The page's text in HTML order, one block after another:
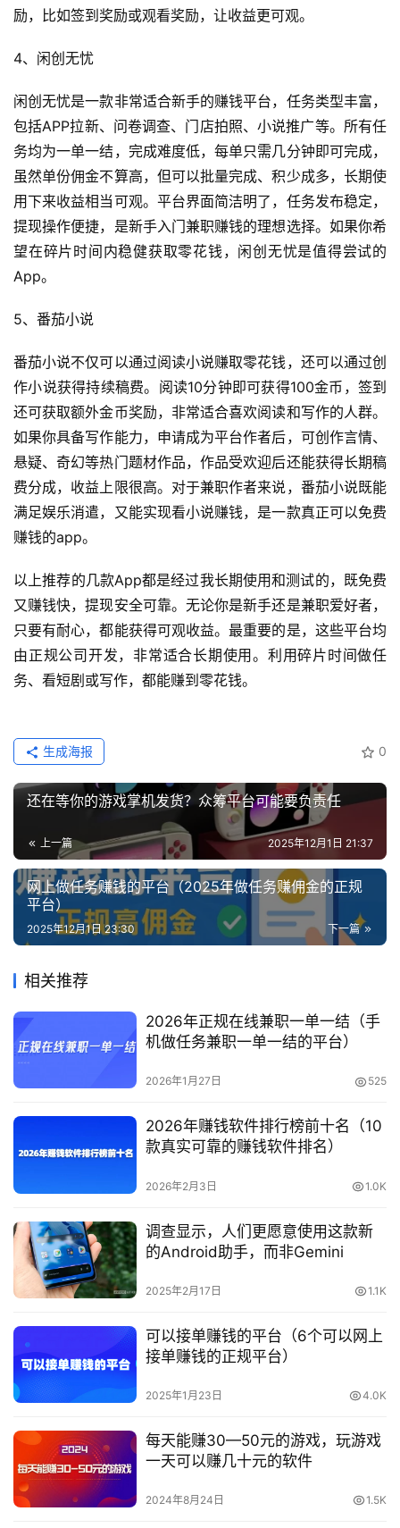
励，比如签到奖励或观看奖励，让收益更可观。
4、闲创无忧
闲创无忧是一款非常适合新手的赚钱平台，任务类型丰富，
包括APP拉新、问卷调查、门店拍照、小说推广等。所有任
务均为一单一结，完成难度低，每单只需几分钟即可完成，
虽然单份佣金不算高，但可以批量完成、积少成多，长期使
用下来收益相当可观。平台界面简洁明了，任务发布稳定，
提现操作便捷，是新手入门兼职赚钱的理想选择。如果你希
望在碎片时间内稳健获取零花钱，闲创无忧是值得尝试的
App。
5、番茄小说
番茄小说不仅可以通过阅读小说赚取零花钱，还可以通过创
作小说获得持续稿费。阅读10分钟即可获得100金币，签到
还可获取额外金币奖励，非常适合喜欢阅读和写作的人群。
如果你具备写作能力，申请成为平台作者后，可创作言情、
悬疑、奇幻等热门题材作品，作品受欢迎后还能获得长期稿
费分成，收益上限很高。对于兼职作者来说，番茄小说既能
满足娱乐消遣，又能实现看小说赚钱，是一款真正可以免费
赚钱的app。
以上推荐的几款App都是经过我长期使用和测试的，既免费
又赚钱快，提现安全可靠。无论你是新手还是兼职爱好者，
只要有耐心，都能获得可观收益。最重要的是，这些平台均
由正规公司开发，非常适合长期使用。利用碎片时间做任
务、看短剧或写作，都能赚到零花钱。
0
生成海报
还在等你的游戏掌机发货？众筹平台可能要负责任
上一篇 2025年12月1日 21:37
网上做任务赚钱的平台（2025年做任务赚佣金的正规
平台）
下一篇
2025年12月1日 23:30
相关推荐
2026年正规在线兼职一单一结（手
机做任务兼职一单一结的平台）
2026年1月27日 525
2026年赚钱软件排行榜前十名（10
款真实可靠的赚钱软件排名）
2026年2月3日 1.0K
调查显示，人们更愿意使用这款新
的Android助手，而非Gemini
2025年2月17日 1.1K
可以接单赚钱的平台（6个可以网上
接单赚钱的正规平台）
2025年1月23日 4.0K
每天能赚30—50元的游戏，玩游戏
一天可以赚几十元的软件
2024年8月24日 1.5K